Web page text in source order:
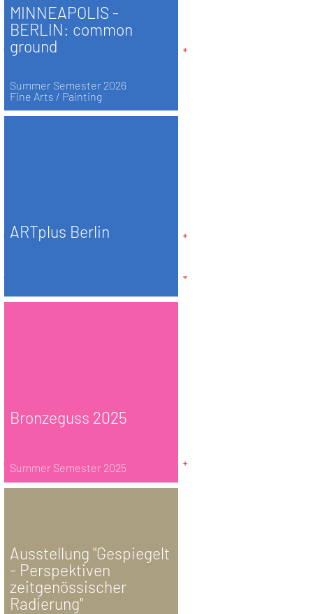
MINNEAPOLIS -
BERLIN: common
ground
Summer Semester 2026
Fine Arts / Painting
ARTplus Berlin
Bronzeguss 2025
Summer Semester 2025
Ausstellung "Gespiegelt
- Perspektiven
zeitgenössischer
Radierung"